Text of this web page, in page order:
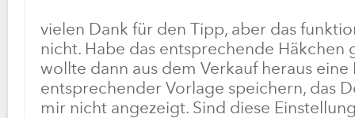
vielen Dank für den Tipp, aber das
nicht. Habe das entsprechende Häkchen
wollte dann aus dem Verkauf heraus eine
entsprechender Vorlage speichern, das
mir nicht angezeigt. Sind diese